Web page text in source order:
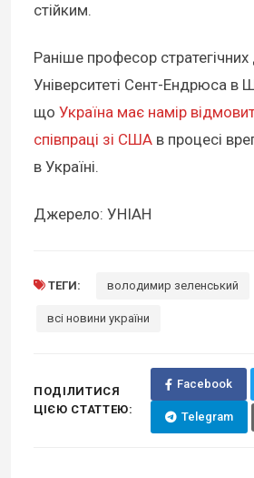
стійким.
Раніше професор
Університеті Сент-Ендрюса в
що Україна має намір
співпраці зі США в процесі
в Україні.
Джерело: УНІАН
ТЕГИ: володимир зеленський
всі новини україни
ПОДІЛИТИСЯ
ЦІЄЮ СТАТТЕЮ:
Facebook
Telegram